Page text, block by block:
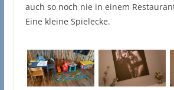
auch so noch nie in einem
Eine kleine Spielecke.